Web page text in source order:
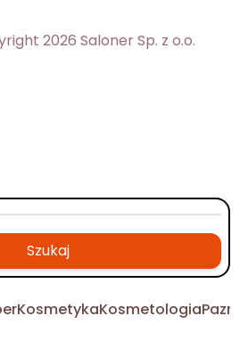
2026 Saloner Sp. z o.o.
Szukaj
KosmetykaKosmetologia